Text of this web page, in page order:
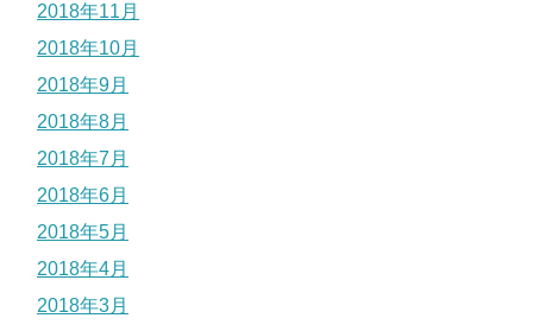
2018年11月
2018年10月
2018年9月
2018年8月
2018年7月
2018年6月
2018年5月
2018年4月
2018年3月